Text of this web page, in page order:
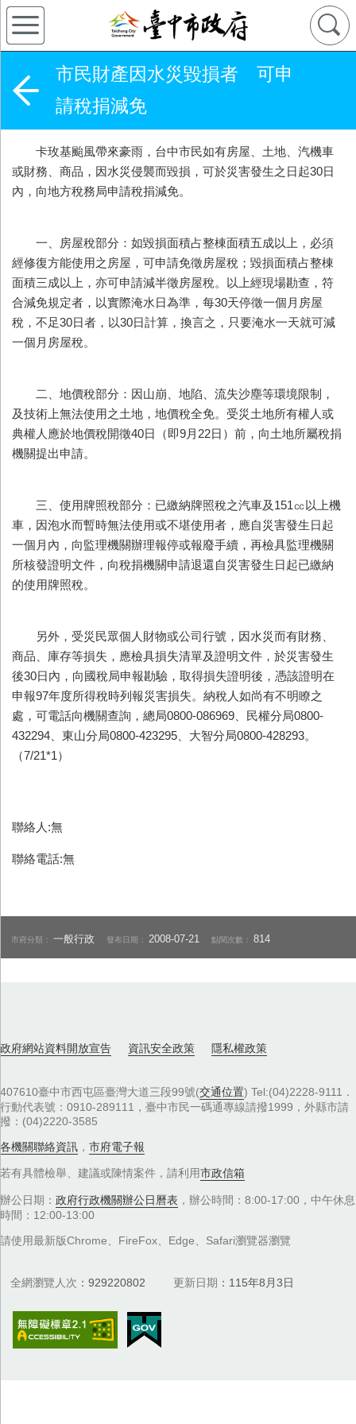
市民財產因水災毀損者 可申
請稅捐減免
卡玫基颱風帶來豪雨，台中市民如有房屋、土地、汽機車
或財務、商品，因水災侵襲而毀損，可於災害發生之日起30日
內，向地方稅務局申請稅捐減免。
一、房屋稅部分：如毀損面積占整棟面積五成以上，必須
經修復方能使用之房屋，可申請免徵房屋稅；毀損面積占整棟
面積三成以上，亦可申請減半徵房屋稅。以上經現場勘查，符
合減免規定者，以實際淹水日為準，每30天停徵一個月房屋
稅，不足30日者，以30日計算，換言之，只要淹水一天就可減
一個月房屋稅。
二、地價稅部分：因山崩、地陷、流失沙塵等環境限制，
及技術上無法使用之土地，地價稅全免。受災土地所有權人或
典權人應於地價稅開徵40日（即9月22日）前，向土地所屬稅捐
機關提出申請。
三、使用牌照稅部分：已繳納牌照稅之汽車及151㏄以上機
車，因泡水而暫時無法使用或不堪使用者，應自災害發生日起
一個月內，向監理機關辦理報停或報廢手續，再檢具監理機關
所核發證明文件，向稅捐機關申請退還自災害發生日起已繳納
的使用牌照稅。
另外，受災民眾個人財物或公司行號，因水災而有財務、
商品、庫存等損失，應檢具損失清單及證明文件，於災害發生
後30日內，向國稅局申報勘驗，取得損失證明後，憑該證明在
申報97年度所得稅時列報災害損失。納稅人如尚有不明瞭之
處，可電話向機關查詢，總局0800-086969、民權分局0800-
432294、東山分局0800-423295、大智分局0800-428293。
（7/21*1）
聯絡人:無
聯絡電話:無
市府分類：一般行政 發布日期： 2008-07-21 點閱次數：814
政府網站資料開放宣告 資訊安全政策 隱私權政策
407610臺中市西屯區臺灣大道三段99號(交通位置) Tel:(04)2228-9111．
行動代表號：0910-289111，臺中市民一碼通專線請撥1999，外縣市請
撥：(04)2220-3585
各機關聯絡資訊 ， 市府電子報
若有具體檢舉、建議或陳情案件，請利用市政信箱
辦公日期： 政府行政機關辦公日曆表 ，辦公時間：8:00-17:00，中午休息
時間：12:00-13:00
請使用最新版Chrome、FireFox、Edge、Safari瀏覽器瀏覽
全網瀏覽人次 929220802 更新日期 115年8月3日